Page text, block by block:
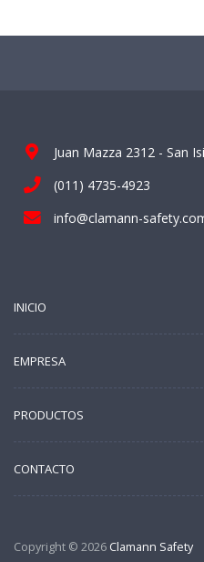
Juan Mazza 2312 - San
(011) 4735-4923
info@clamann-
INICIO
EMPRESA
PRODUCTOS
CONTACTO
Copyright © 2026 Clamann Safety